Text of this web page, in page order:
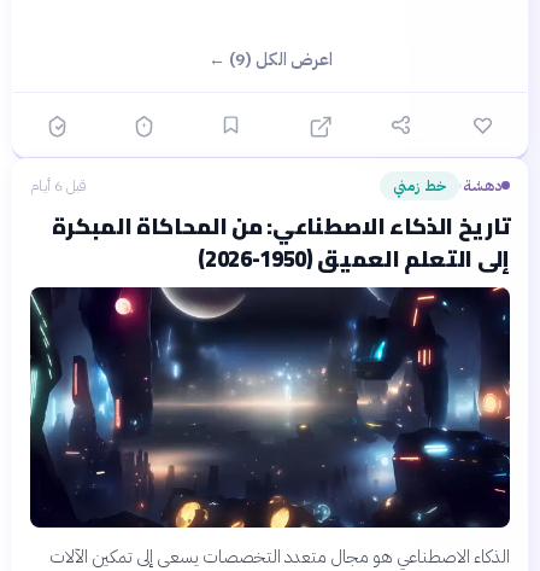
اعرض الكل (9) ←
دهشة› خط زمني قبل 6 أيام
تاريخ الذكاء الاصطناعي: من المحاكاة المبكرة
إلى التعلم العميق (1950-2026)
الذكاء الاصطناعي هو مجال متعدد التخصصات يسعى إلى تمكين الآلات